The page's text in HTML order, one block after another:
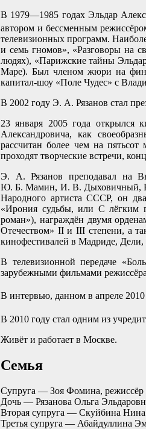
В 1979—1985 годах Эльдар
автором и бессменным
телевизионных программ.
и семь гномов», «Разговоры на
людях), «Парижские тайны
Маре). Был членом жюри на
капитал-шоу «Поле Чудес» с
В 2002 году Э. А. Рязанов стал
23 января 2005 года открылся
Александровича, как
рассчитан более чем на
проходят творческие встречи,
Э. А. Рязанов преподавал на
Ю. Б. Мамин, И. В. Дыховичный, Е.
Народного артиста СССР, он
«Ирония судьбы, или С
роман»), награждён двумя
Отечеством» II и III степени, а
кинофестивалей в Мадриде,
В телевизионной передаче
зарубежными фильмами
В интервью, данном в апреле 2010
В 2010 году стал одним из
Живёт и работает в Москве.
Семья
Супруга — Зоя Фомина, режиссёр
Дочь — Рязанова Ольга
Вторая супруга — Скуйбина Нина
Третья супруга — Абайдуллина